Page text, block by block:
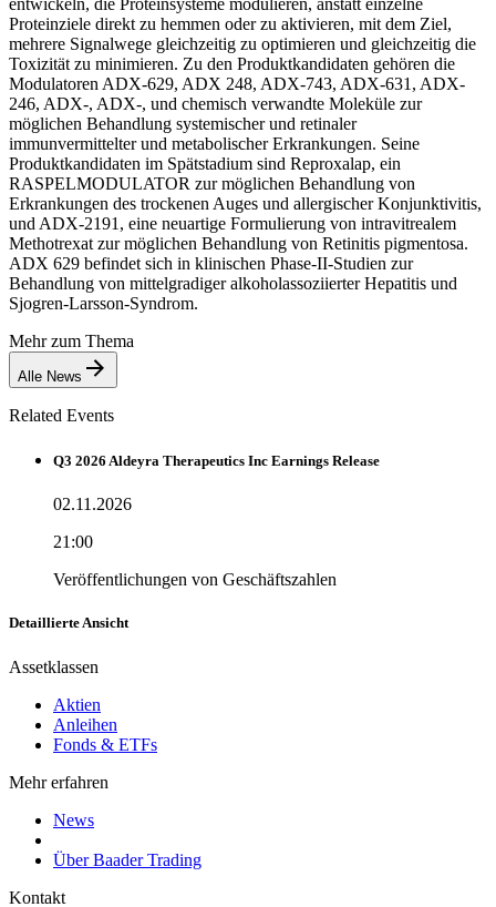
Proteinziele direkt zu hemmen oder zu aktivieren, mit dem Ziel,
mehrere Signalwege gleichzeitig zu optimieren und gleichzeitig die
Toxizität zu minimieren. Zu den Produktkandidaten gehören die
Modulatoren ADX-629, ADX 248, ADX-743, ADX-631, ADX-
246, ADX-, ADX-, und chemisch verwandte Moleküle zur
möglichen Behandlung systemischer und retinaler
immunvermittelter und metabolischer Erkrankungen. Seine
Produktkandidaten im Spätstadium sind Reproxalap, ein
RASPELMODULATOR zur möglichen Behandlung von
Erkrankungen des trockenen Auges und allergischer Konjunktivitis,
und ADX-2191, eine neuartige Formulierung von intravitrealem
Methotrexat zur möglichen Behandlung von Retinitis pigmentosa.
ADX 629 befindet sich in klinischen Phase-II-Studien zur
Behandlung von mittelgradiger alkoholassoziierter Hepatitis und
Sjogren-Larsson-Syndrom.
Mehr zum Thema
Alle News
Related Events
Q3 2026 Aldeyra Therapeutics Inc Earnings Release
02.11.2026
21:00
Veröffentlichungen von Geschäftszahlen
Detaillierte Ansicht
Assetklassen
Aktien
Anleihen
Fonds & ETFs
Mehr erfahren
News
Über Baader Trading
Kontakt